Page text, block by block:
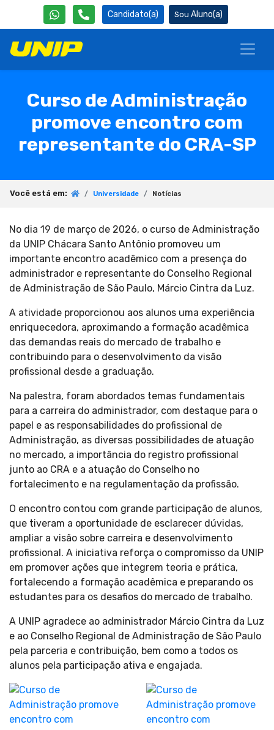
Candidato(a) Aluno(a)
Curso de Administração
promove encontro com
representante do CRA-SP
Você está em: Universidade Notícias
No dia 19 de março de 2026, o curso de Administração
da UNIP Chácara Santo Antônio promoveu um
importante encontro acadêmico com a presença do
administrador e representante do Conselho Regional
de Administração de São Paulo, Márcio Cintra da Luz.
A atividade proporcionou aos alunos uma experiência
enriquecedora, aproximando a formação acadêmica
das demandas reais do mercado de trabalho e
contribuindo para o desenvolvimento da visão
profissional desde a graduação.
Na palestra, foram abordados temas fundamentais
para a carreira do administrador, com destaque para o
papel e as responsabilidades do profissional de
Administração, as diversas possibilidades de atuação
no mercado, a importância do registro profissional
junto ao CRA e a atuação do Conselho no
fortalecimento e na regulamentação da profissão.
O encontro contou com grande participação de alunos,
que tiveram a oportunidade de esclarecer dúvidas,
ampliar a visão sobre carreira e desenvolvimento
profissional. A iniciativa reforça o compromisso da UNIP
em promover ações que integrem teoria e prática,
fortalecendo a formação acadêmica e preparando os
estudantes para os desafios do mercado de trabalho.
A UNIP agradece ao administrador Márcio Cintra da Luz
e ao Conselho Regional de Administração de São Paulo
pela parceria e contribuição, bem como a todos os
alunos pela participação ativa e engajada.